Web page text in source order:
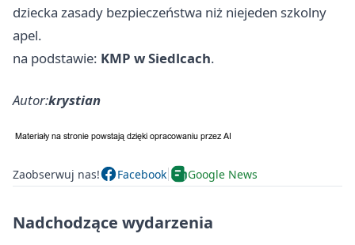
dziecka zasady bezpieczeństwa niż niejeden szkolny
apel.
na podstawie: KMP w Siedlcach.
Autor:krystian
Zaobserwuj nas! Facebook Google News
Nadchodzące wydarzenia